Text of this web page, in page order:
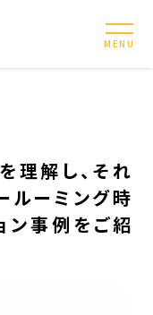
MENU
理解し、それ
ルーミング時
ン事例をご紹